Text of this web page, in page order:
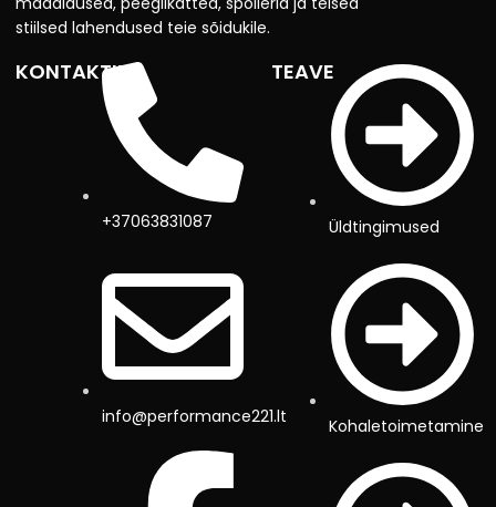
stiilsed lahendused teie sõidukile.
KONTAKTID
+37063831087
info@performance221.lt
TEAVE
Üldtingimused
Kohaletoimetamine